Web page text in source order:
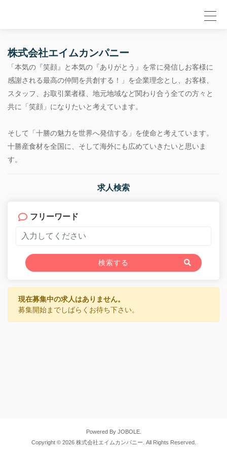
株式会社エイムカンパニー
「本気の『笑顔』と本気の『ありがとう』を常に発信しお客様に
感謝される最高の仲間を共創する！」を企業理念とし、お客様、
スタッフ、お取引業者様、地元地域など関わり合う全ての方々と
共に「笑顔」になりたいと考えています。
そして「十勝の魅力を世界へ発信する」を使命と考えています。
十勝産食材を全国に、そして海外にも広めていきたいと思いま
す。
求人検索
フリーワード
検索する
現在募集中の求人はありません。
募集開始までしばらくお待ち下さい。
Powered By JOBOLE.
Copyright © 2026 株式会社エイムカンパニー. All Rights Reserved.